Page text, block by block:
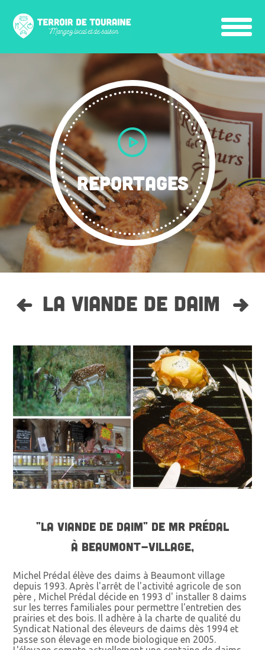
REPORTAGES
LA VIANDE DE DAIM
"LA VIANDE DE DAIM" DE MR PRÉDAL
À BEAUMONT-VILLAGE,
Michel Prédal élève des daims à Beaumont village
depuis 1993. Après l'arrêt de l'activité agricole de son
père , Michel Prédal décide en 1993 d' installer 8 daims
sur les terres familiales pour permettre l'entretien des
prairies et des bois. Il adhère à la charte de qualité du
Syndicat National des éleveurs de daims dès 1994 et
passe son élevage en mode biologique en 2005.